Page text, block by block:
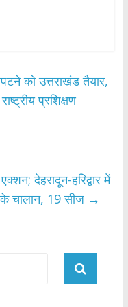
को उत्तराखंड तैयार,
प्रशिक्षण
देहरादून-हरिद्वार में
के चालान, 19 सीज →